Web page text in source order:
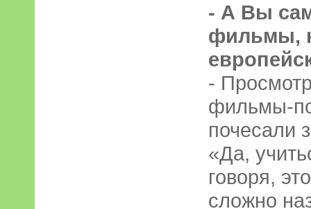
- А Вы
фильмы,
-
фильмы-
почесали
«Да,
говоря,
сложно